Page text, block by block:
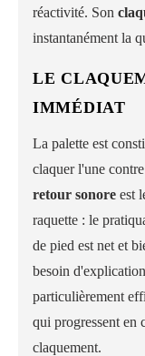
réactivité. Son
instantanément la
LE
IMMÉDIAT
La palette est
claquer l'une
retour sonore est
raquette : le
de pied est net et
besoin
particulièrement
qui progressent en
claquement.